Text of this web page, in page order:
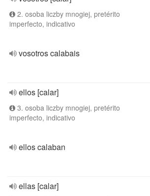
2. osoba liczby mnogiej, pretérito
imperfecto, indicativo
vosotros calabais
ellos [calar]
3. osoba liczby mnogiej, pretérito
imperfecto, indicativo
ellos calaban
ellas [calar]